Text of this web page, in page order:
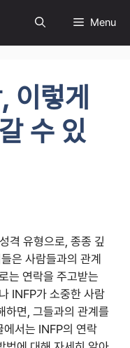
Menu
이렇게
수 있
격 유형으로, 종종 깊
은 사람들과의 관계
는 연락을 주고받는
INFP가 소중한 사람
하면, 그들과의 관계를
에서는 INFP의 연락